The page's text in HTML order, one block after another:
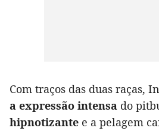
Com traços das duas raças,
a expressão intensa do
hipnotizante e a pelagem